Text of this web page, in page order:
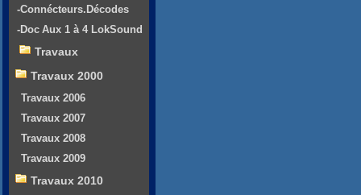
-Connécteurs.Décodes
-Doc Aux 1 à 4 LokSound
Travaux
Travaux 2000
Travaux 2006
Travaux 2007
Travaux 2008
Travaux 2009
Travaux 2010